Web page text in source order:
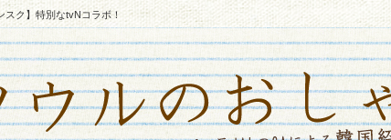
ク】特別なtvNコラボ！